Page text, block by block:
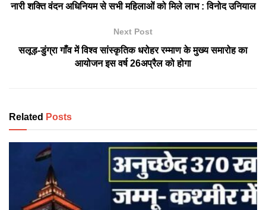
नारी शक्ति वंदन अधिनियम से सभी महिलाओं को मिले लाभ : विनोद उनियाल
Next Post
सलूड़-डुंग्रा गाँव में विश्व सांस्कृतिक धरोहर रम्माण के मुख्य समारोह का
आयोजन इस वर्ष 26अप्रैल को होगा
Related Posts